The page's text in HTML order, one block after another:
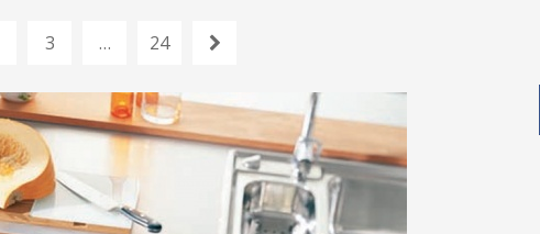
3 … 24